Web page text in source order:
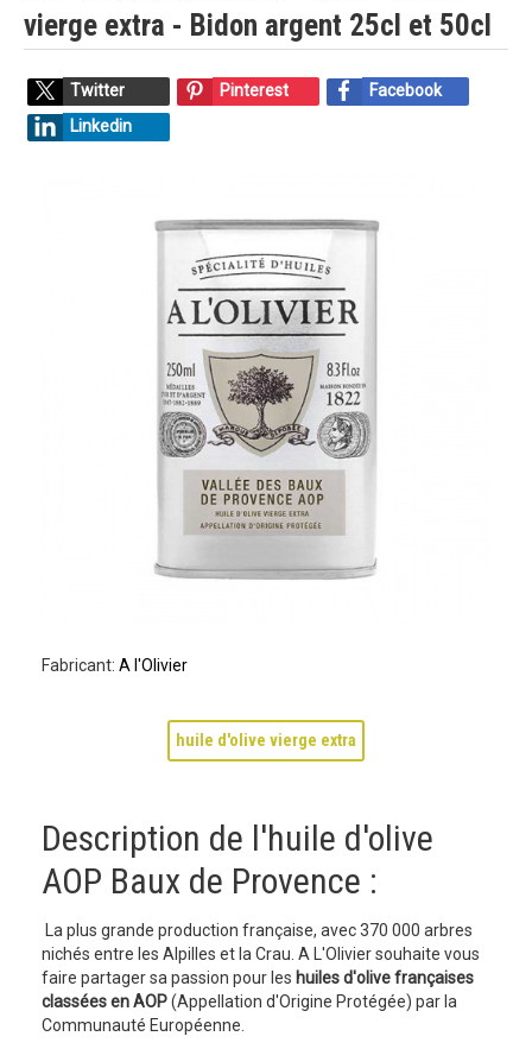
vierge extra - Bidon argent 25cl et 50cl
Twitter Pinterest
Facebook
Linkedin
Fabricant: A l'Olivier
huile d'olive vierge extra
Description de l'huile d'olive
AOP Baux de Provence :
La plus grande production française, avec 370 000 arbres
nichés entre les Alpilles et la Crau. A L'Olivier souhaite vous
faire partager sa passion pour les huiles d'olive françaises
classées en AOP(Appellation d'Origine Protégée) par la
Communauté Européenne.